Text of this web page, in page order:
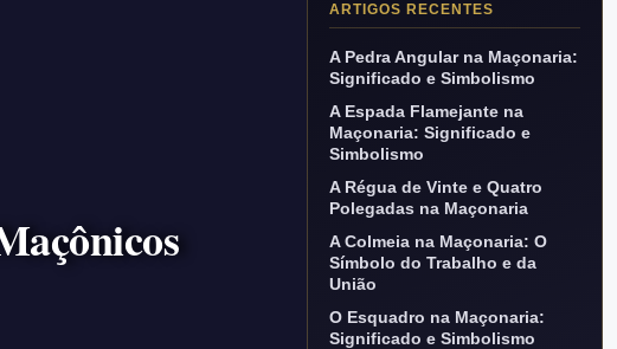
ARTIGOS RECENTES
A Pedra Angular na Maçonaria:
Significado e Simbolismo
A Espada Flamejante na
Maçonaria: Significado e
Simbolismo
A Régua de Vinte e Quatro
Polegadas na Maçonaria
A Colmeia na Maçonaria: O
Símbolo do Trabalho e da
União
O Esquadro na Maçonaria:
Significado e Simbolismo